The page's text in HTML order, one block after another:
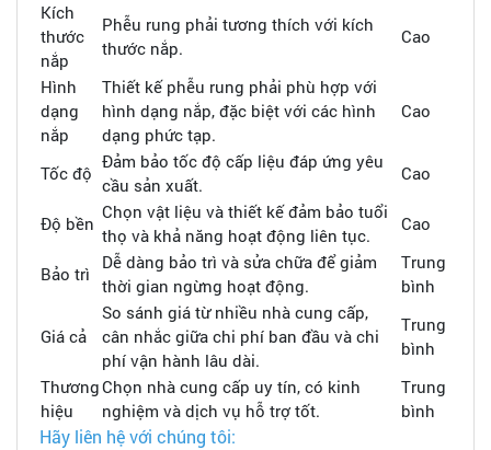
Kích
thước
nắp
Phễu rung phải tương thích với kích
thước nắp.
Cao
Hình
dạng
nắp
Thiết kế phễu rung phải phù hợp với
hình dạng nắp, đặc biệt với các hình
dạng phức tạp.
Cao
Tốc độ
Đảm bảo tốc độ cấp liệu đáp ứng yêu
cầu sản xuất.
Cao
Độ bền
Chọn vật liệu và thiết kế đảm bảo tuổi
thọ và khả năng hoạt động liên tục.
Cao
Bảo trì
Dễ dàng bảo trì và sửa chữa để giảm
thời gian ngừng hoạt động.
Trung
bình
Giá cả
So sánh giá từ nhiều nhà cung cấp,
cân nhắc giữa chi phí ban đầu và chi
phí vận hành lâu dài.
Trung
bình
Thương
hiệu
Chọn nhà cung cấp uy tín, có kinh
nghiệm và dịch vụ hỗ trợ tốt.
Trung
bình
Hãy liên hệ với chúng tôi: